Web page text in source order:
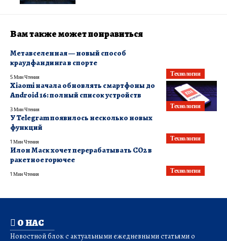
Вам также может понравиться
Технологии
Метавселенная — новый способ
краудфандинга в спорте
5 Мин Чтения
Технологии
Xiaomi начала обновлять смартфоны до
Android 16: полный список устройств
3 Мин Чтения
Технологии
У Telegram появилось несколько новых
функций
1 Мин Чтения
Технологии
Илон Маск хочет перерабатывать CO2 в
ракетное горючее
1 Мин Чтения
О НАС
Новостной блок с актуальными ежедневными статьями о